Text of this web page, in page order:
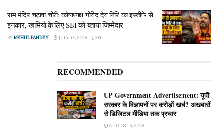
राम मंदिर चढ़ावा चोरी: कोषाध्यक्ष गोविंद देव गिरि का इस्तीफे से
इनकार, खामियों के लिए SBI को बताया जिम्मेदार
BYMEHUL PANDEY JULY 15, 2026 0
RECOMMENDED
UP Government Advertisement: यूपी
सरकार के विज्ञापनों पर करोड़ों खर्च? अखबारों
से डिजिटल मीडिया तक प्रचार
AUGUST 8, 2026